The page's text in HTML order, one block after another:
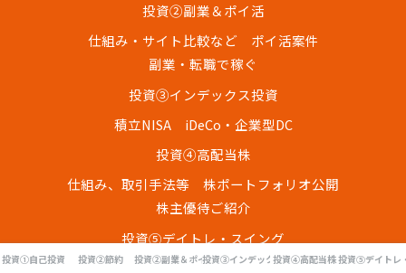
投資②副業＆ポイ活
仕組み・サイト比較など
ポイ活案件
副業・転職で稼ぐ
投資③インデックス投資
積立NISA
iDeCo・企業型DC
投資④高配当株
仕組み、取引手法等
株ポートフォリオ公開
株主優待ご紹介
投資⑤デイトレ・スイング
FX仕組み・私の取引手法
ＦＸ月間取引レポート
投資①自己投資 投資②節約 投資②副業＆ポイ活投資③インデックス投資投資④高配当株投資⑤デイトレ